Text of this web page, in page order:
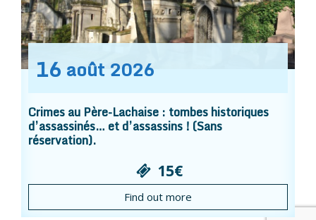
16 août 2026
Crimes au Père-Lachaise : tombes historiques
d’assassinés… et d’assassins ! (Sans
réservation).
15€
Find out more